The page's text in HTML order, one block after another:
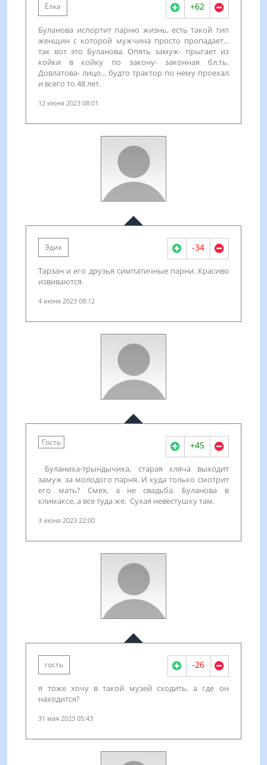
Ёлка +62
Буланова испортит парню жизнь, есть такой тип
женщин с которой мужчина просто пропадает...
так вот это Буланова. Опять замуж- прыгает из
койки в койку по закону- законная бл.ть.
Довлатова- лицо... будто трактор по нему проехал
и всего то 48 лет.
12 июня 2023 08:01
Эдик -34
Тарзан и его друзья симпатичные парни. Красиво
извиваются.
4 июня 2023 08:12
Гость +45
Буланиха-трындычиха, старая кляча выходит
замуж за молодого парня. И куда только смотрит
его мать? Смех, а не свадьба. Буланова в
климаксе, а все туда же. Сухая невестушку там.
3 июня 2023 22:00
гость -26
я тоже хочу в такой музей сходить, а где он
находится?
31 мая 2023 05:43